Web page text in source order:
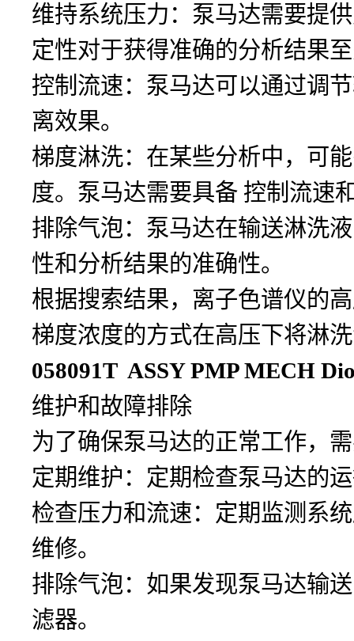
维持系统压力：泵马达需要提
定性对于获得准确的分析结果
控制流速：泵马达可以通过调
离效果。
梯度淋洗：在某些分析中，可
度。泵马达需要具备 控制流速
排除气泡：泵马达在输送淋洗
性和分析结果的准确性。
根据搜索结果，离子色谱仪的
梯度浓度的方式在高压下将淋
058091T ASSY PMP MECH
维护和故障排除
为了确保泵马达的正常工作，
定期维护：定期检查泵马达的
检查压力和流速：定期监测系
维修。
排除气泡：如果发现泵马达输
滤器。